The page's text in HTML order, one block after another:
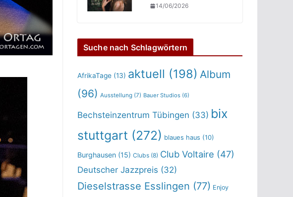
14/06/2026
Suche nach Schlagwörtern
AfrikaTage (13) aktuell (198) Album
(96) Ausstellung (7) Bauer Studios (6)
Bechsteinzentrum Tübingen (33) bix
stuttgart (272) blaues haus (10)
Burghausen (15) Clubs (8) Club Voltaire (47)
Deutscher Jazzpreis (32)
Dieselstrasse Esslingen (77) Enjoy